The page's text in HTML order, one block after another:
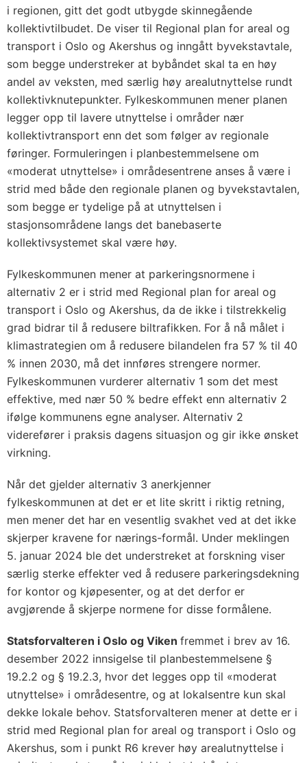
i regionen, gitt det godt utbygde skinnegående
kollektivtilbudet. De viser til Regional plan for areal og
transport i Oslo og Akershus og inngått byvekstavtale,
som begge understreker at bybåndet skal ta en høy
andel av veksten, med særlig høy arealutnyttelse rundt
kollektivknutepunkter. Fylkeskommunen mener planen
legger opp til lavere utnyttelse i områder nær
kollektivtransport enn det som følger av regionale
føringer. Formuleringen i planbestemmelsene om
«moderat utnyttelse» i områdesentrene anses å være i
strid med både den regionale planen og byvekstavtalen,
som begge er tydelige på at utnyttelsen i
stasjonsområdene langs det banebaserte
kollektivsystemet skal være høy.
Fylkeskommunen mener at parkeringsnormene i
alternativ 2 er i strid med Regional plan for areal og
transport i Oslo og Akershus, da de ikke i tilstrekkelig
grad bidrar til å redusere biltrafikken. For å nå målet i
klimastrategien om å redusere bilandelen fra 57 % til 40
% innen 2030, må det innføres strengere normer.
Fylkeskommunen vurderer alternativ 1 som det mest
effektive, med nær 50 % bedre effekt enn alternativ 2
ifølge kommunens egne analyser. Alternativ 2
viderefører i praksis dagens situasjon og gir ikke ønsket
virkning.
Når det gjelder alternativ 3 anerkjenner
fylkeskommunen at det er et lite skritt i riktig retning,
men mener det har en vesentlig svakhet ved at det ikke
skjerper kravene for nærings-formål. Under meklingen
5. januar 2024 ble det understreket at forskning viser
særlig sterke effekter ved å redusere parkeringsdekning
for kontor og kjøpesenter, og at det derfor er
avgjørende å skjerpe normene for disse formålene.
Statsforvalteren i Oslo og Viken fremmet i brev av 16.
desember 2022 innsigelse til planbestemmelsene §
19.2.2 og § 19.2.3, hvor det legges opp til «moderat
utnyttelse» i områdesentre, og at lokalsentre kun skal
dekke lokale behov. Statsforvalteren mener at dette er i
strid med Regional plan for areal og transport i Oslo og
Akershus, som i punkt R6 krever høy arealutnyttelse i